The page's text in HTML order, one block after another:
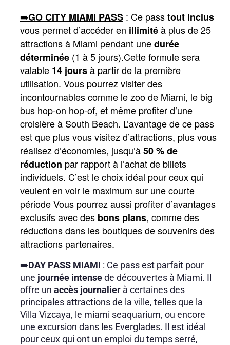
➡️GO CITY MIAMI PASS : Ce pass tout inclus
vous permet d’accéder en illimité à plus de 25
attractions à Miami pendant une durée
déterminée (1 à 5 jours).Cette formule sera
valable 14 jours à partir de la première
utilisation. Vous pourrez visiter des
incontournables comme le zoo de Miami, le big
bus hop-on hop-of, et même profiter d’une
croisière à South Beach. L’avantage de ce pass
est que plus vous visitez d’attractions, plus vous
réalisez d’économies, jusqu’à 50 % de
réduction par rapport à l’achat de billets
individuels. C’est le choix idéal pour ceux qui
veulent en voir le maximum sur une courte
période Vous pourrez aussi profiter d’avantages
exclusifs avec des bons plans, comme des
réductions dans les boutiques de souvenirs des
attractions partenaires.
➡️DAY PASS MIAMI : Ce pass est parfait pour
une journée intensede découvertes à Miami. Il
offre un accès journalierà certaines des
principales attractions de la ville, telles que la
Villa Vizcaya, le miami seaquarium, ou encore
une excursion dans les Everglades. Il est idéal
pour ceux qui ont un emploi du temps serré,